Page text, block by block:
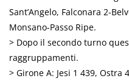
Sant’Angelo, Falconara 2-
Monsano-Passo Ripe.
> Dopo il secondo turno
raggruppamenti.
> Girone A: Jesi 1 439, Ostra